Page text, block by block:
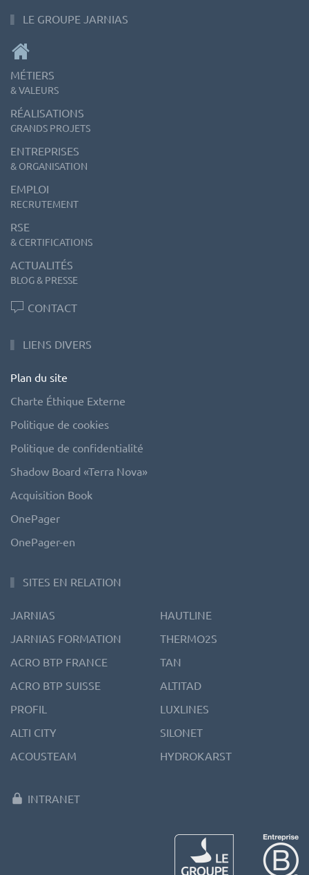
LE GROUPE JARNIAS
MÉTIERS
& VALEURS
RÉALISATIONS
GRANDS PROJETS
ENTREPRISES
& ORGANISATION
EMPLOI
RECRUTEMENT
RSE
& CERTIFICATIONS
ACTUALITÉS
BLOG & PRESSE
CONTACT
LIENS DIVERS
Plan du site
Charte Éthique Externe
Politique de cookies
Politique de confidentialité
Shadow Board «Terra Nova»
Acquisition Book
OnePager
OnePager-en
SITES EN RELATION
JARNIAS
JARNIAS FORMATION
ACRO BTP FRANCE
ACRO BTP SUISSE
PROFIL
ALTI CITY
ACOUSTEAM
HAUTLINE
THERMO2S
TAN
ALTITAD
LUXLINES
SILONET
HYDROKARST
INTRANET